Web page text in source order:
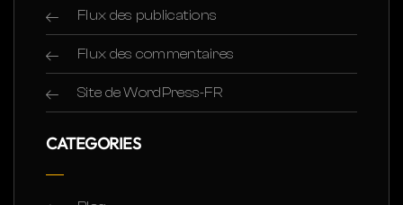
Flux des publications
Flux des commentaires
Site de WordPress-FR
CATEGORIES